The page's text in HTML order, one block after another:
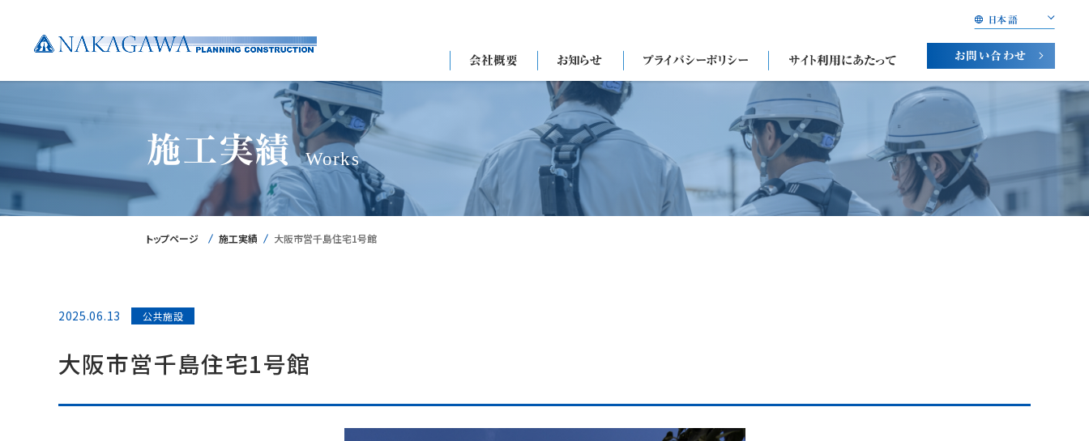
日本語
会社概要 お知らせ プライバシーポリシー サイト利用にあたって お問い合わせ
施工実績 Works
トップページ 施工実績 大阪市営千島住宅1号館
2025.06.13 公共施設
大阪市営千島住宅1号館